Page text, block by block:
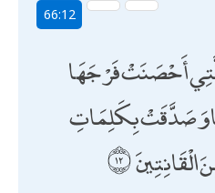
66:12
أَحْصَنَتْ فَرْجَهَا
وَصَدَّقَتْ بِكَلِمَاتِ